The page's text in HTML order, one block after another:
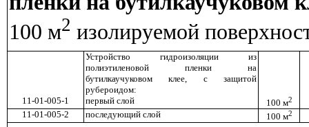
100 м2 изолируемой
Устройство гидроизоляции из
полиэтиленовой пленки на
бутилкаучуковом клее, с защитой
рубероидом:
11-01-005-1
первый слой 100 м2
11-01-005-2 последующий слой 100 м2